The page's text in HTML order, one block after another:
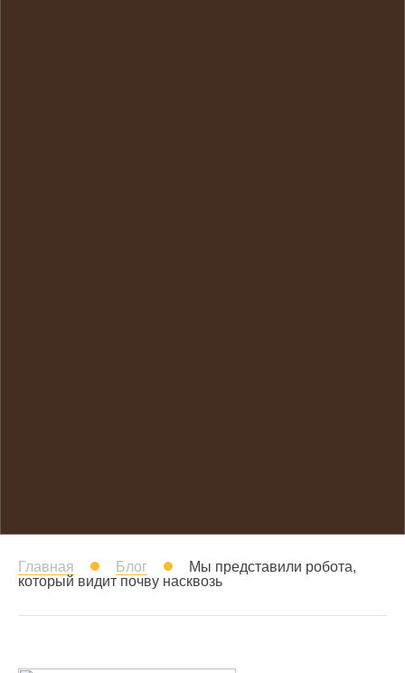
Главная Блог
Мы представили робота,
который видит почву насквозь